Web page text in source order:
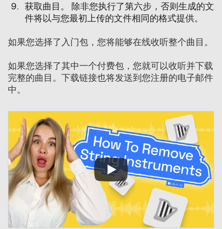
获取曲目。 除非您执行了第六步，否则生成的文
件将以与您最初上传的文件相同的格式提供。
如果您选择了入门包，您将能够在线收听整个曲目。
如果您选择了其中一个付费包，您就可以收听并下载
完整的曲目。下载链接也将发送到您注册的电子邮件
中。